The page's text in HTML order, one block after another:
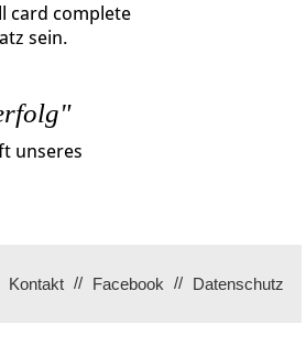
card complete
sein.
unseres
Kontakt Facebook Datenschutz